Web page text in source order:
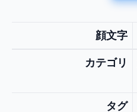
顔文字
カテゴリ
タグ